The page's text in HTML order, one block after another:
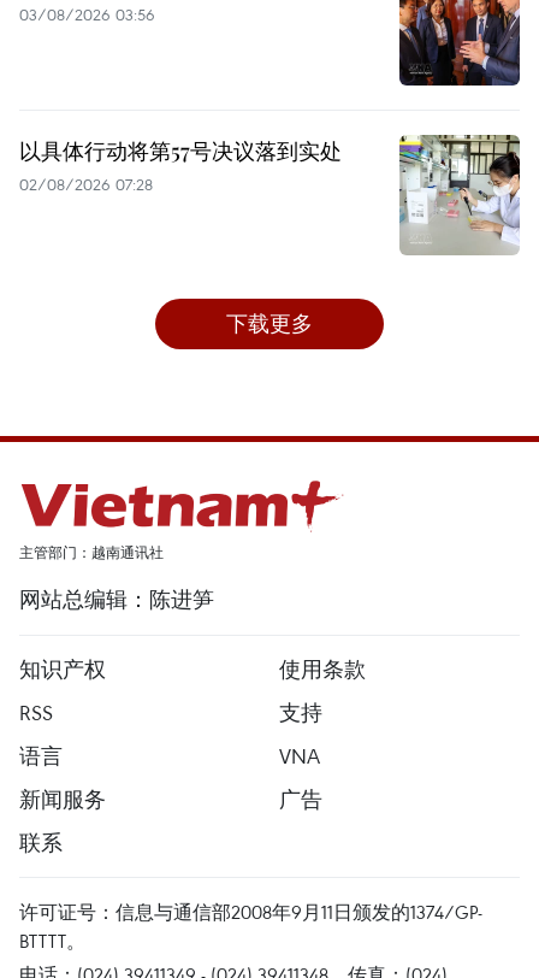
03/08/2026 03:56
以具体行动将第57号决议落到实处
02/08/2026 07:28
下载更多
主管部门：越南通讯社
网站总编辑：陈进笋
知识产权
使用条款
RSS
支持
语言
VNA
新闻服务
广告
联系
许可证号：信息与通信部2008年9月11日颁发的1374/GP-
BTTTT。